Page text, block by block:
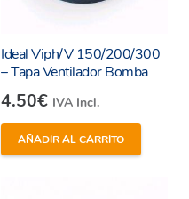
Ideal Viph/V 150/200/300
– Tapa Ventilador Bomba
4.50€ IVA Incl.
AÑADIR AL CARRITO